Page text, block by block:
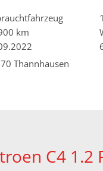
km
Thannhausen
C4 1.2